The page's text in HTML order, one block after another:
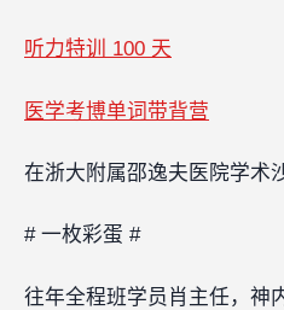
听力特训 100 天
医学考博单词带背营
在浙大附属邵逸夫医院学术
# 一枚彩蛋 #
往年全程班学员肖主任，神